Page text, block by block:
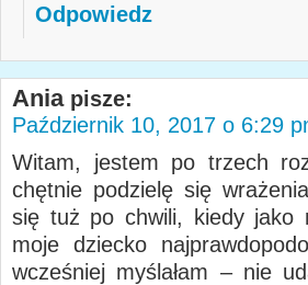
Odpowiedz
Ania pisze:
Październik 10, 2017 o 6:29
Witam, jestem po trzech
chętnie podzielę się
się tuż po chwili, kiedy jako
moje dziecko
wcześniej myślałam – nie